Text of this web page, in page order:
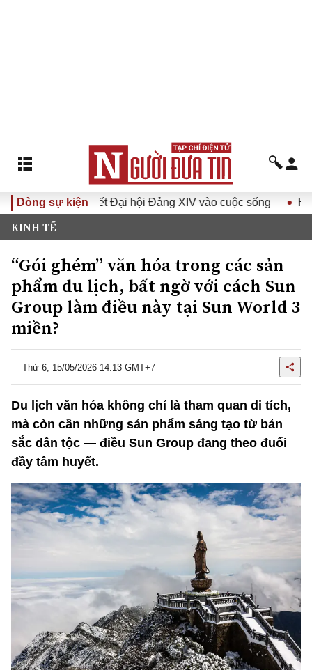
Dòng sự kiện
Nghị quyết Đại hội Đảng XIV vào cuộc sống Hướng tới
KINH TẾ
“Gói ghém” văn hóa trong các sản
phẩm du lịch, bất ngờ với cách Sun
Group làm điều này tại Sun World 3
miền?
Thứ 6, 15/05/2026 14:13 GMT+7
Du lịch văn hóa không chỉ là tham quan di tích,
mà còn cần những sản phẩm sáng tạo từ bản
sắc dân tộc — điều Sun Group đang theo đuổi
đầy tâm huyết.